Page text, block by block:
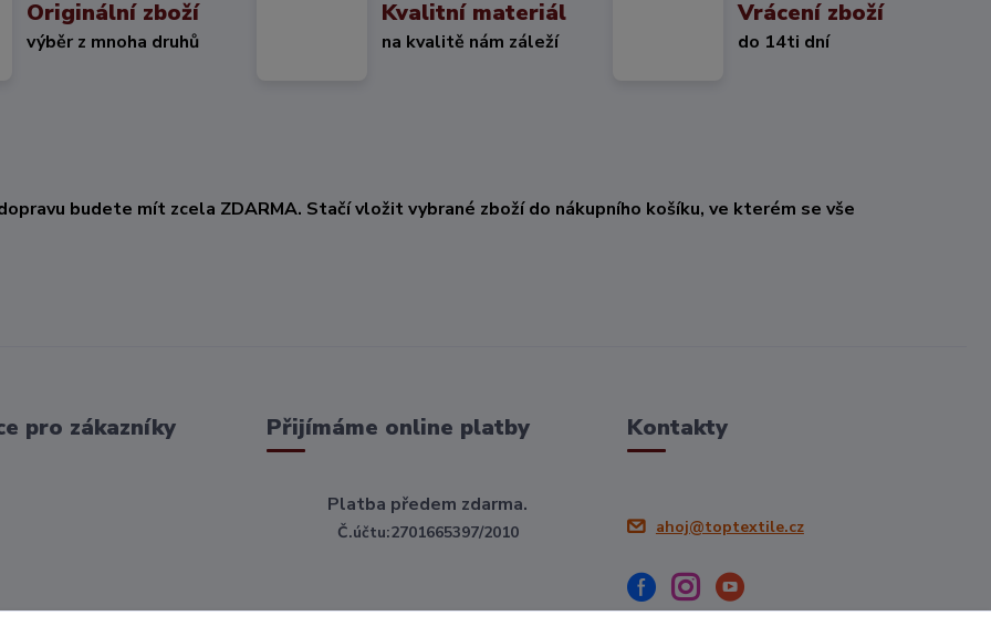
Originální zboží
výběr z mnoha druhů
Kvalitní materiál
na kvalitě nám záleží
Vrácení zboží
do 14ti dní
budete mít zcela ZDARMA. Stačí vložit vybrané zboží do nákupního košíku, ve kterém se vše
pro zákazníky Přijímáme online platby
Platba předem zdarma.
Č.účtu:2701665397/2010
Kontakty
ahoj@toptextile.cz